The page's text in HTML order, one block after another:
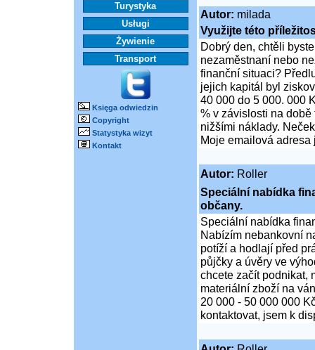
Turystyka
Usługi
Żywienie
Transport
Księga odwiedzin
Copyright
Statystyka wizyt
Kontakt
Autor: milada
Využijte této
Dobrý den, chtěli
nezaměstnaní nebo
finanční situaci?
jejich kapitál byl
40 000 do 5 000. 000
% v závislosti na
nižšími náklady.
Moje emailová adresa
Autor: Roller
Speciální nabídka
občany.
Speciální nabídka
Nabízím nebankovní
potíží a hodlají před
půjčky a úvěry ve
chcete začít podnikat,
materiální zboží na
20 000 - 50 000 000
kontaktovat, jsem k